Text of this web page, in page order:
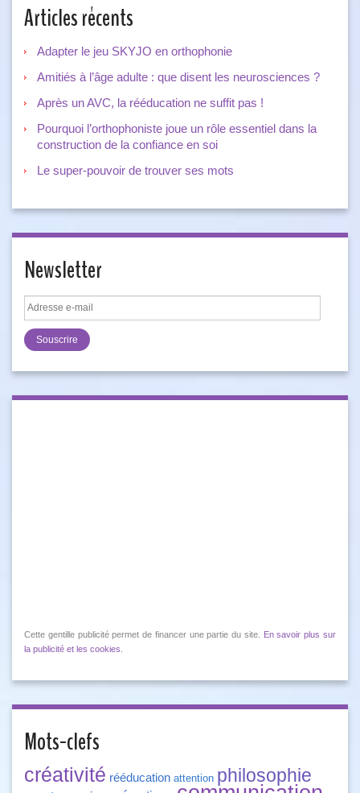
Articles récents
Adapter le jeu SKYJO en orthophonie
Amitiés à l’âge adulte : que disent les neurosciences ?
Après un AVC, la rééducation ne suffit pas !
Pourquoi l’orthophoniste joue un rôle essentiel dans la
construction de la confiance en soi
Le super-pouvoir de trouver ses mots
Newsletter
Adresse
e-
mail
Cette gentille publicité permet de financer une partie du site.
En savoir plus sur
la publicité et les cookies
Mots-clefs
créativité rééducation attention philosophie